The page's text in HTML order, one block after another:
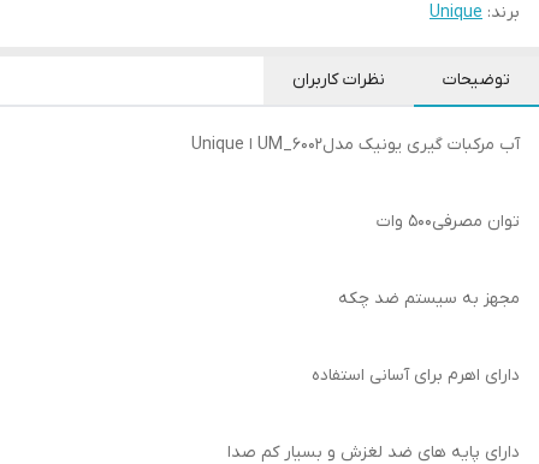
برند: Unique
توضیحات نظرات کاربران
آب مرکبات گیری یونیک مدلUM_6002 ا Unique
توان مصرفی500 وات
مجهز به سیستم ضد چکه
دارای اهرم برای آسانی استفاده
دارای پایه های ضد لغزش و بسیار کم صدا